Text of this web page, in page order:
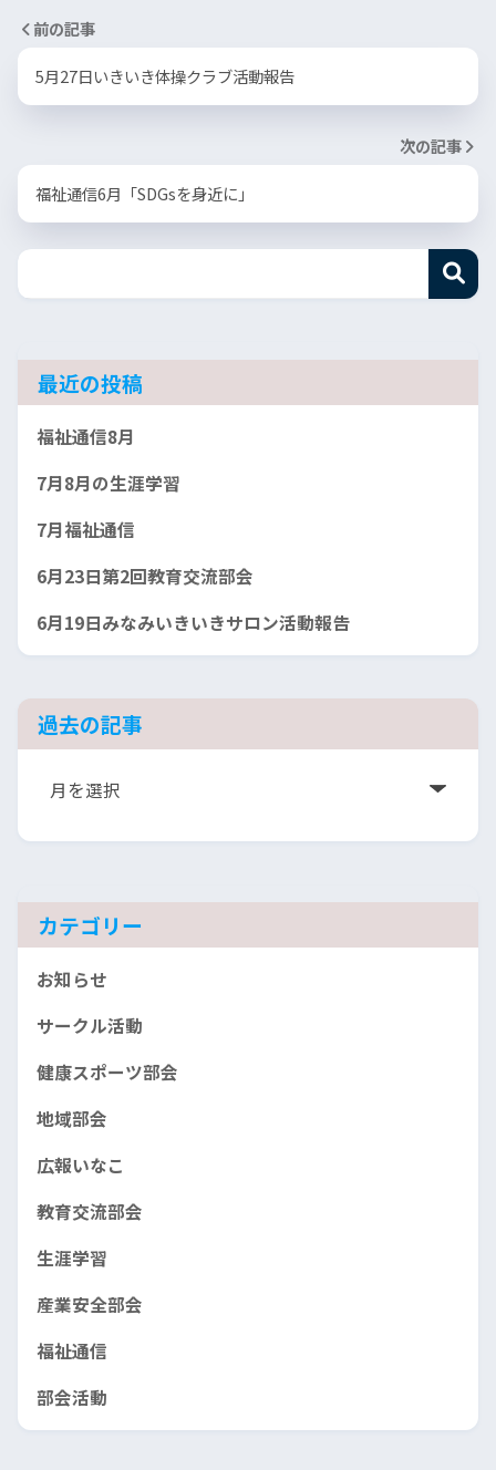
前の記事
5月27日いきいき体操クラブ活動報告
次の記事
福祉通信6月「SDGsを身近に」
最近の投稿
福祉通信8月
7月8月の生涯学習
7月福祉通信
6月23日第2回教育交流部会
6月19日みなみいきいきサロン活動報告
過去の記事
ア
カ
ブ
カテゴリー
お知らせ
サークル活動
健康スポーツ部会
地域部会
広報いなこ
教育交流部会
生涯学習
産業安全部会
福祉通信
部会活動